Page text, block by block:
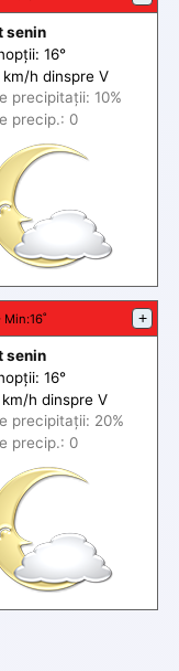
senin
16°
km/h dinspre V
precipitații: 10%
precip.: 0
Min:16˚ +
senin
16°
km/h dinspre V
precipitații: 20%
precip.: 0